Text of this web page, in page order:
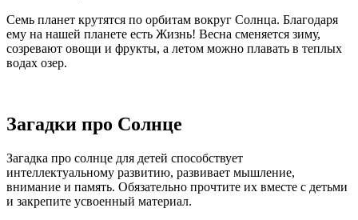
Семь планет крутятся по орбитам вокруг Солнца. Благодаря
ему на нашей планете есть Жизнь! Весна сменяется зиму,
созревают овощи и фрукты, а летом можно плавать в теплых
водах озер.
Загадки про Солнце
Загадка про солнце для детей способствует
интеллектуальному развитию, развивает мышление,
внимание и память. Обязательно прочтите их вместе с детьми
и закрепите усвоенный материал.